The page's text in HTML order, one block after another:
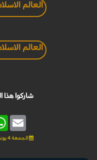
العالم
العالم
شاركوا هذا
Email
الجمعة 4 يونيو 2021 - 14:31 بتوقيت غرينتش